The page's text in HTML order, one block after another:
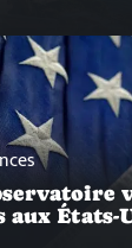
aux États-